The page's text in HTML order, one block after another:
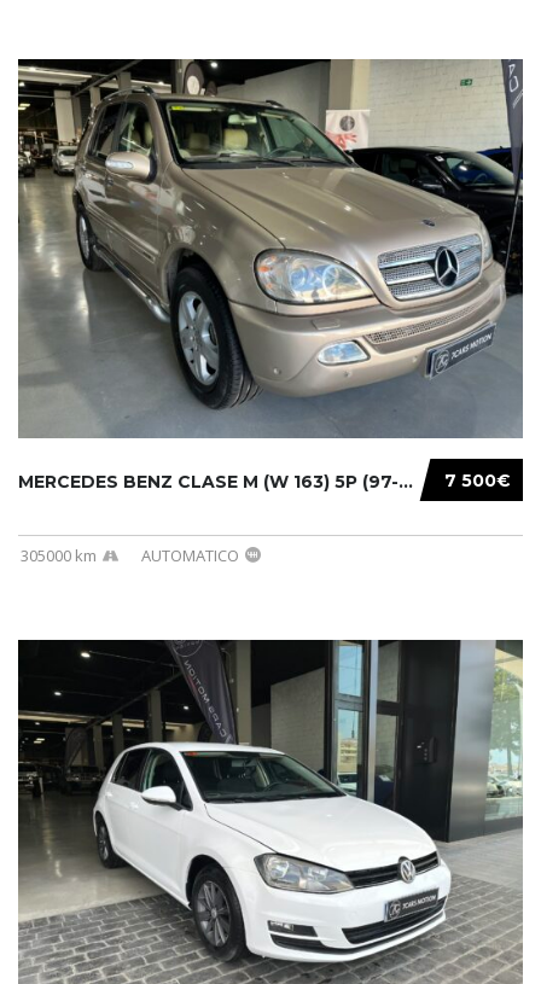
7 500€
MERCEDES BENZ CLASE M (W 163) 5P (97-05) 200...
305000 km AUTOMATICO